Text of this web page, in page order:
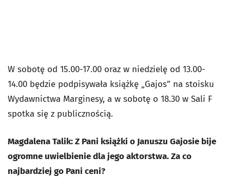
W sobotę od 15.00-17.00 oraz w niedzielę od 13.00-
14.00 będzie podpisywała książkę „Gajos” na stoisku
Wydawnictwa Marginesy, a w sobotę o 18.30 w Sali F
spotka się z publicznością.
Magdalena Talik: Z Pani książki o Januszu Gajosie bije
ogromne uwielbienie dla jego aktorstwa. Za co
najbardziej go Pani ceni?